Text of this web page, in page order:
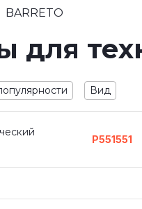
BARRETO
для
Вид
P551551